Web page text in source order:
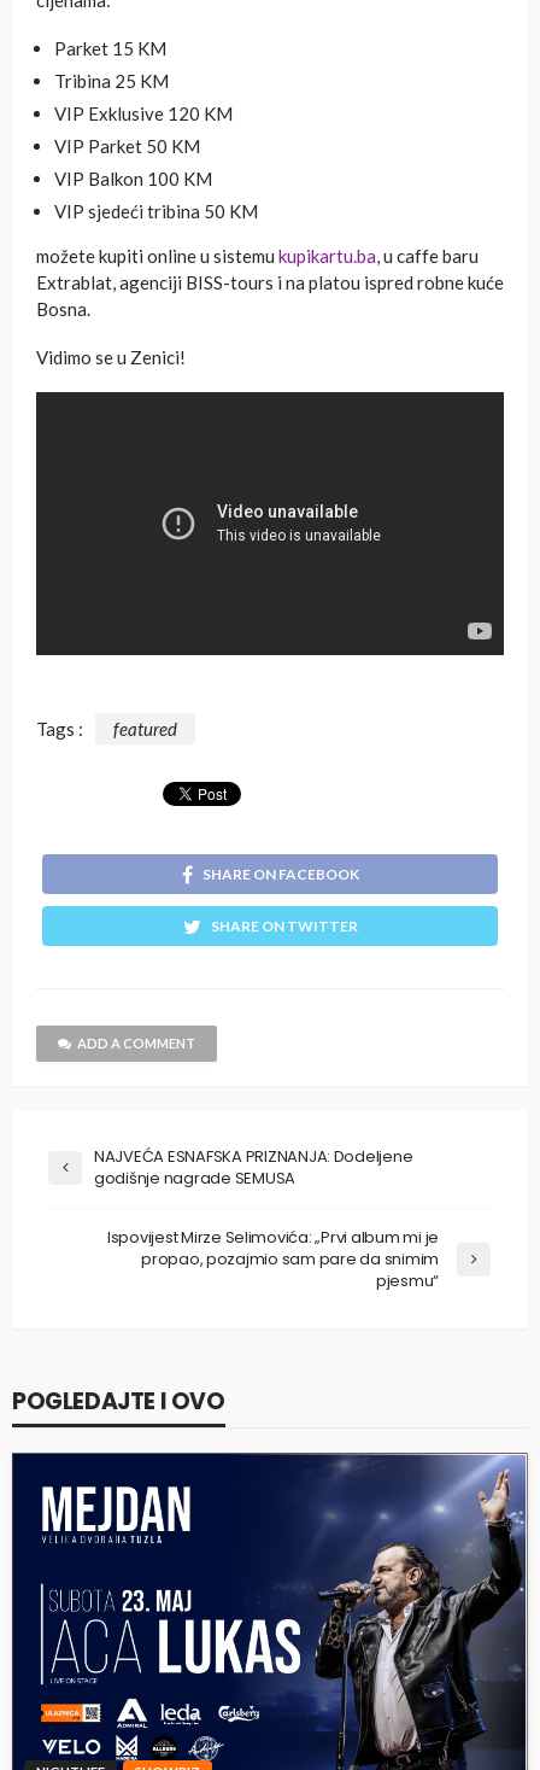
Parket 15 KM
Tribina 25 KM
VIP Exklusive 120 KM
VIP Parket 50 KM
VIP Balkon 100 KM
VIP sjedeći tribina 50 KM
možete kupiti online u sistemu kupikartu.ba , u caffe baru
Extrablat, agenciji BISS-tours i na platou ispred robne kuće
Bosna.
Vidimo se u Zenici!
Tags : featured
SHARE ON FACEBOOK
SHARE ON TWITTER
ADD A COMMENT
NAJVEĆA ESNAFSKA PRIZNANJA: Dodeljene
godišnje nagrade SEMUSA
Ispovijest Mirze Selimovića: „Prvi album mi je
propao, pozajmio sam pare da snimim
pjesmu“
POGLEDAJTE I OVO